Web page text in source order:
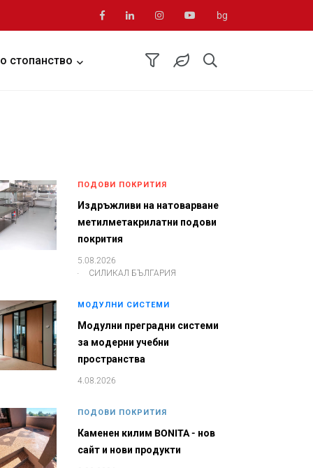
bg
стопанство
ПОДОВИ ПОКРИТИЯ
Издръжливи на натоварване
метилметакрилатни подови
покрития
5.08.2026
.
СИЛИКАЛ БЪЛГАРИЯ
МОДУЛНИ СИСТЕМИ
Модулни преградни системи
за модерни учебни
пространства
4.08.2026
ПОДОВИ ПОКРИТИЯ
Каменен килим BONITA - нов
сайт и нови продукти